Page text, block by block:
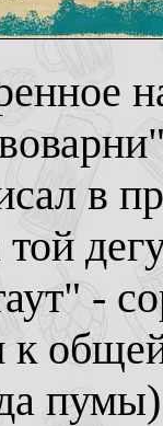
в
-
к